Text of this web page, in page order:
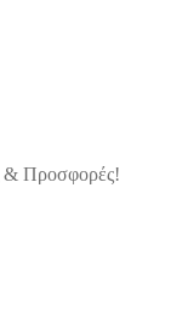
& Προσφορές!